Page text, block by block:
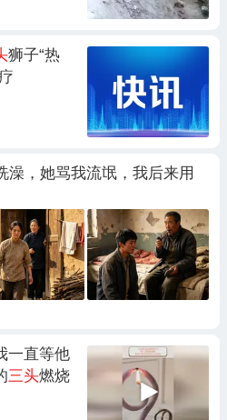
狮子“热
澡，她骂我流氓，我后来用
一直等他
三头燃烧